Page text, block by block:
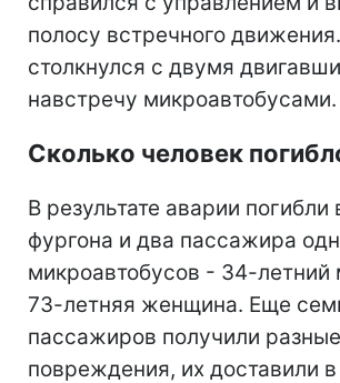
полосу встречного
столкнулся с двумя
навстречу микроавтобусами.
Сколько человек
В результате аварии погибли
фургона и два пассажира
микроавтобусов - 34-
73-летняя женщина. Еще
пассажиров получили
повреждения, их доставили в